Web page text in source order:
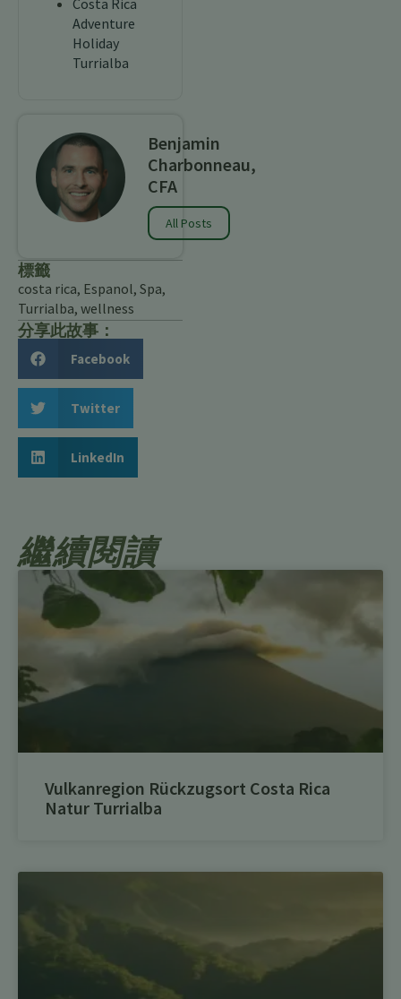
Costa Rica
Adventure
Holiday
Turrialba
Benjamin
Charbonneau,
CFA
All Posts
標籤
costa rica, Espanol, Spa,
Turrialba, wellness
分享此故事：
Facebook
Twitter
LinkedIn
繼續閱讀
Vulkanregion Rückzugsort Costa Rica
Natur Turrialba